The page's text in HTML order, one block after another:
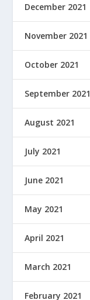
December 2021
November 2021
October 2021
September 2021
August 2021
July 2021
June 2021
May 2021
April 2021
March 2021
February 2021